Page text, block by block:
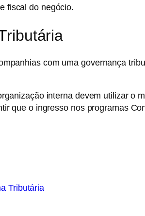
fiscal do negócio.
com uma governança
interna devem utilizar o
que o ingresso nos programas
Tributária